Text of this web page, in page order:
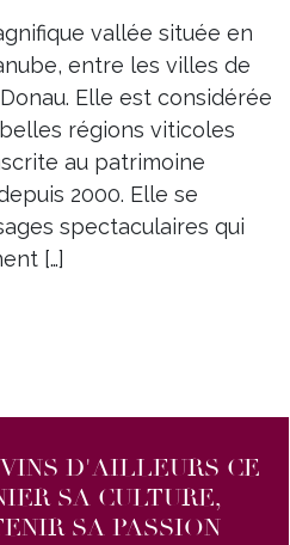
vallée située en
entre les villes de
Elle est considérée
régions viticoles
au patrimoine
2000. Elle se
spectaculaires qui
[…]
D'AILLEURS CE
SA CULTURE,
SA PASSION